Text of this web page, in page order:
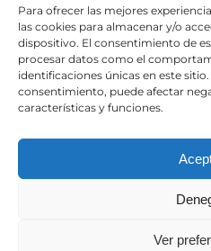
Para ofrecer las mejores
las cookies para almacenar y/o
dispositivo. El consentimiento de
procesar datos como el
identificaciones únicas en este
consentimiento, puede afectar
características y funciones.
Ver
Categorías
Contact Info
web y posicionamiento pamplona: